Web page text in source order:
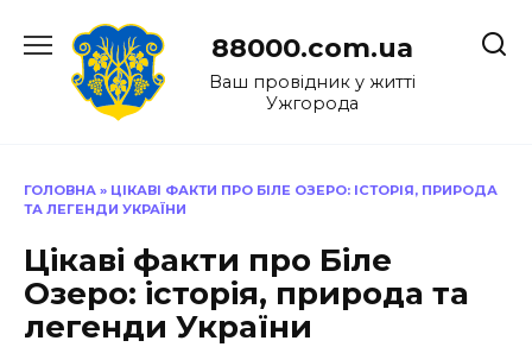
до
88000.com.ua
Ваш провідник у житті
Ужгорода
ГОЛОВНА » ЦІКАВІ ФАКТИ ПРО БІЛЕ ОЗЕРО: ІСТОРІЯ, ПРИРОДА
ТА ЛЕГЕНДИ УКРАЇНИ
Цікаві факти про Біле
Озеро: історія, природа та
легенди України